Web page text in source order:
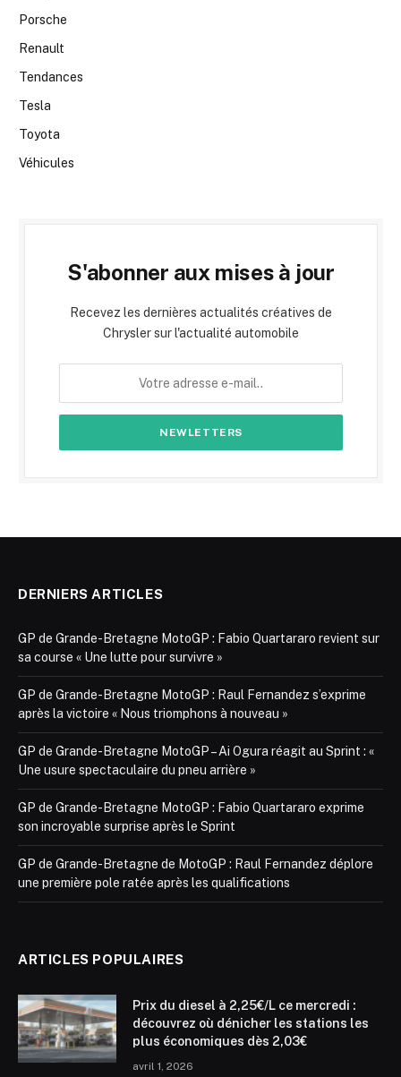
Porsche
Renault
Tendances
Tesla
Toyota
Véhicules
S'abonner aux mises à jour
Recevez les dernières actualités créatives de
Chrysler sur l'actualité automobile
DERNIERS ARTICLES
GP de Grande-Bretagne MotoGP : Fabio Quartararo revient sur
sa course « Une lutte pour survivre »
GP de Grande-Bretagne MotoGP : Raul Fernandez s’exprime
après la victoire « Nous triomphons à nouveau »
GP de Grande-Bretagne MotoGP – Ai Ogura réagit au Sprint : «
Une usure spectaculaire du pneu arrière »
GP de Grande-Bretagne MotoGP : Fabio Quartararo exprime
son incroyable surprise après le Sprint
GP de Grande-Bretagne de MotoGP : Raul Fernandez déplore
une première pole ratée après les qualifications
ARTICLES POPULAIRES
Prix du diesel à 2,25€/L ce mercredi :
découvrez où dénicher les stations les
plus économiques dès 2,03€
avril 1, 2026